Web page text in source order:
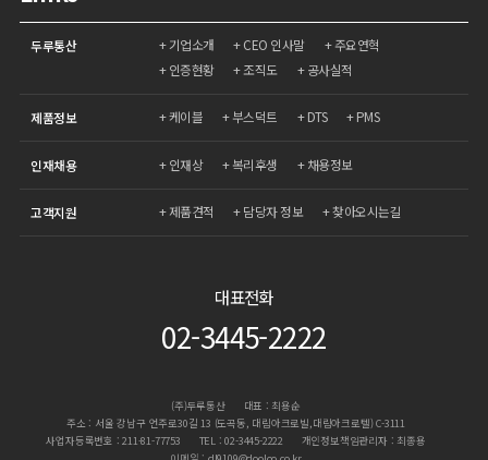
두루통산 기업소개 CEO 인사말
주요연혁
인증현황
조직도 공사실적
제품정보 케이블 부스덕트 DTS PMS
인재채용 인재상 복리후생 채용정보
고객지원 제품견적 담당자 정보 찾아오시는길
대표전화
02-3445-2222
(주)두루통산
대표 : 최용순
주소 : 서울 강남구 언주로30길 13 (도곡동, 대림아크로빌,대림아크로텔) C-3111
사업자등록번호 : 211-81-77753
TEL : 02-3445-2222
개인정보책임관리자 : 최종용